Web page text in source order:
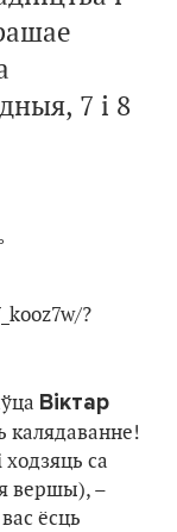
7 і 8
?
Віктар
калядаванне!
са
вершы), –
ёсць